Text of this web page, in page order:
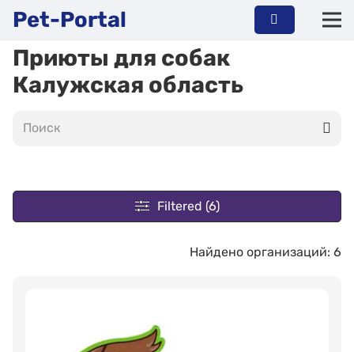
Pet-Portal
Приюты для собак
Калужская область
Filtered (6)
Найдено организаций: 6